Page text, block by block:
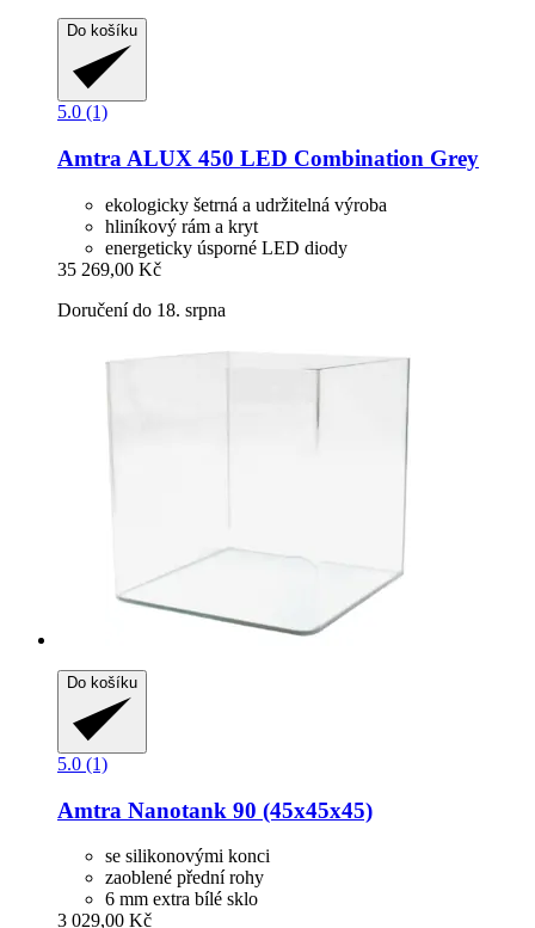
Do košíku
5.0 (1)
Amtra ALUX 450 LED Combination Grey
ekologicky šetrná a udržitelná výroba
hliníkový rám a kryt
energeticky úsporné LED diody
35 269,00 Kč
Doručení do 18. srpna
Do košíku
5.0 (1)
Amtra Nanotank 90 (45x45x45)
se silikonovými konci
zaoblené přední rohy
6 mm extra bílé sklo
3 029,00 Kč